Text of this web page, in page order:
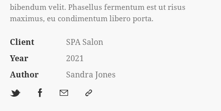
bibendum velit. Phasellus fermentum est ut risus
maximus, eu condimentum libero porta.
Client
SPA Salon
Year
2021
Author
Sandra Jones